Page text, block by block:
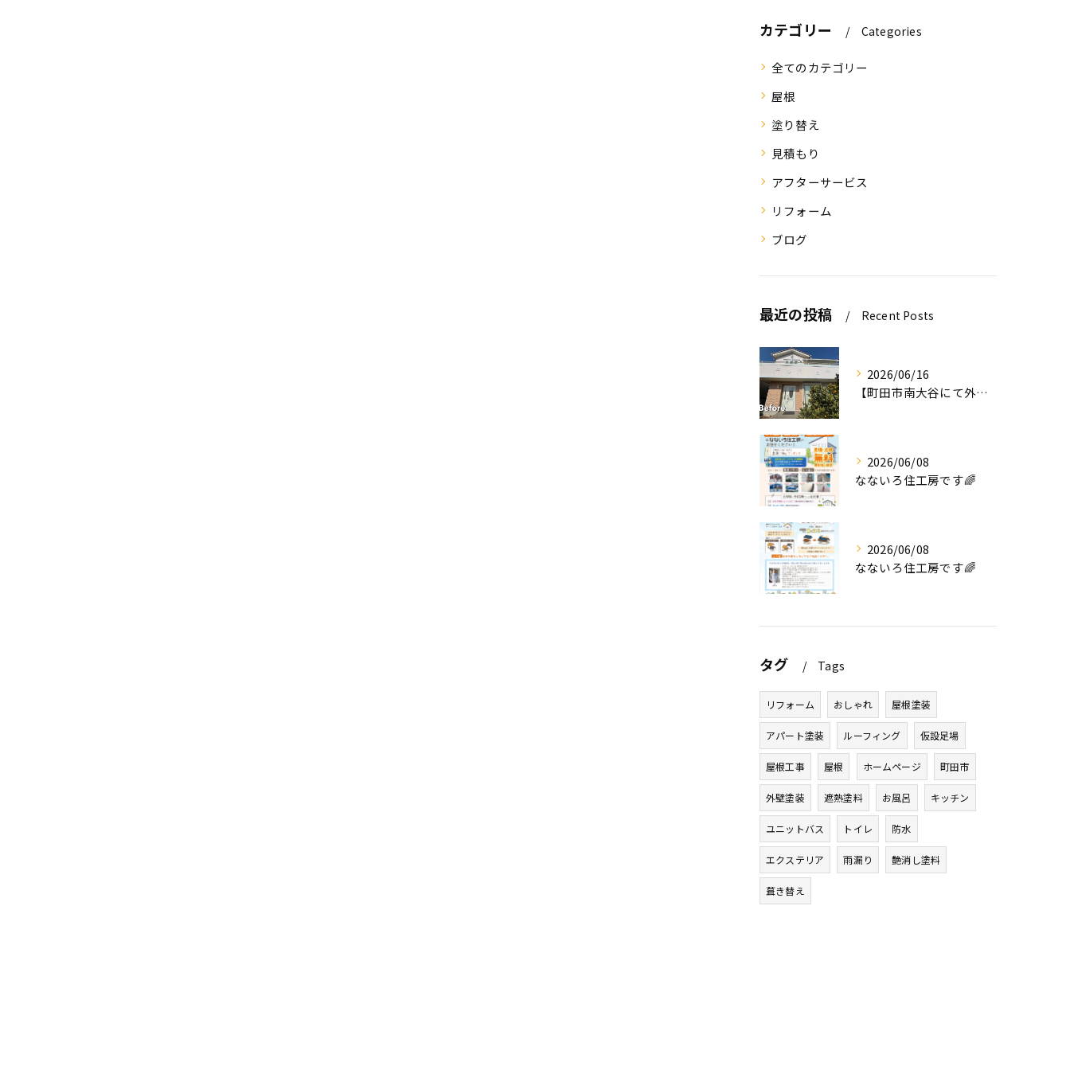
カテゴリー Categories
全てのカテゴリー
屋根
塗り替え
見積もり
アフターサービス
リフォーム
ブログ
最近の投稿 Recent Posts
2026/06/16
【町田市南大谷にて外壁塗装工事完工のお知らせ】
2026/06/08
なないろ住工房です🌈
2026/06/08
なないろ住工房です🌈
タグ Tags
リフォーム おしゃれ 屋根塗装
アパート塗装 ルーフィング 仮設足場
屋根工事 屋根 ホームページ 町田市
外壁塗装 遮熱塗料 お風呂 キッチン
ユニットバス トイレ 防水
エクステリア 雨漏り 艶消し塗料
葺き替え